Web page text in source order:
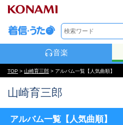
音楽
TOP > 山崎育三郎 > アルバム一覧【人気曲順】
山崎育三郎
アルバム一覧【人気曲順】